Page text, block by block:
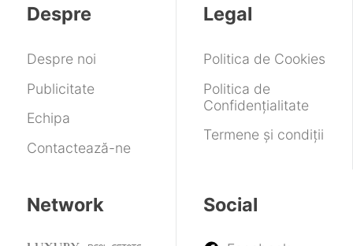
Despre
Despre noi
Publicitate
Echipa
Contactează-ne
Legal
Politica de Cookies
Politica de
Confidențialitate
Termene și condiții
Network Social